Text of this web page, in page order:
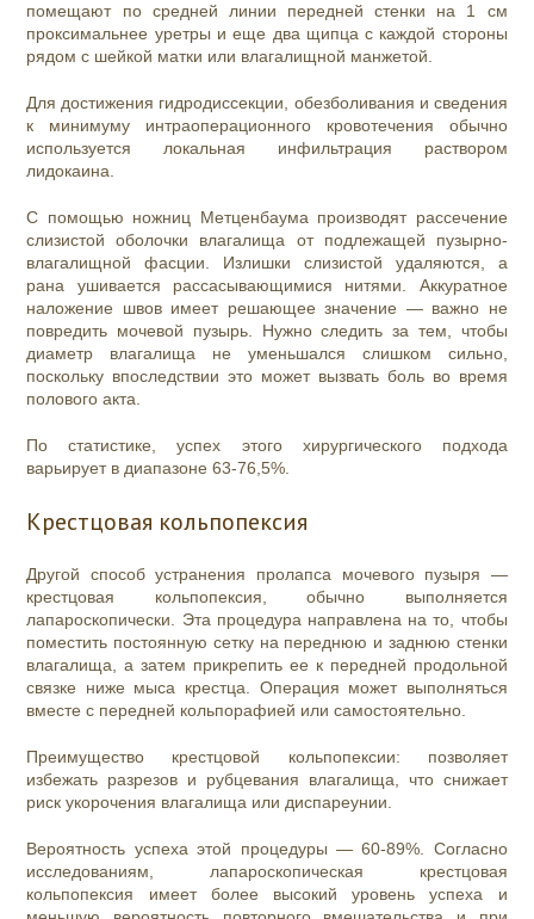
помещают по средней линии передней стенки на 1 см
проксимальнее уретры и еще два щипца с каждой стороны
рядом с шейкой матки или влагалищной манжетой.
Для достижения гидродиссекции, обезболивания и сведения
к минимуму интраоперационного кровотечения обычно
используется локальная инфильтрация раствором
лидокаина.
С помощью ножниц Метценбаума производят рассечение
слизистой оболочки влагалища от подлежащей пузырно-
влагалищной фасции. Излишки слизистой удаляются, а
рана ушивается рассасывающимися нитями. Аккуратное
наложение швов имеет решающее значение — важно не
повредить мочевой пузырь. Нужно следить за тем, чтобы
диаметр влагалища не уменьшался слишком сильно,
поскольку впоследствии это может вызвать боль во время
полового акта.
По статистике, успех этого хирургического подхода
варьирует в диапазоне 63-76,5%.
Крестцовая кольпопексия
Другой способ устранения пролапса мочевого пузыря —
крестцовая кольпопексия, обычно выполняется
лапароскопически. Эта процедура направлена ​​на то, чтобы
поместить постоянную сетку на переднюю и заднюю стенки
влагалища, а затем прикрепить ее к передней продольной
связке ниже мыса крестца. Операция может выполняться
вместе с передней кольпорафией или самостоятельно.
Преимущество крестцовой кольпопексии: позволяет
избежать разрезов и рубцевания влагалища, что снижает
риск укорочения влагалища или диспареунии.
Вероятность успеха этой процедуры — 60-89%. Согласно
исследованиям, лапароскопическая крестцовая
кольпопексия имеет более высокий уровень успеха и